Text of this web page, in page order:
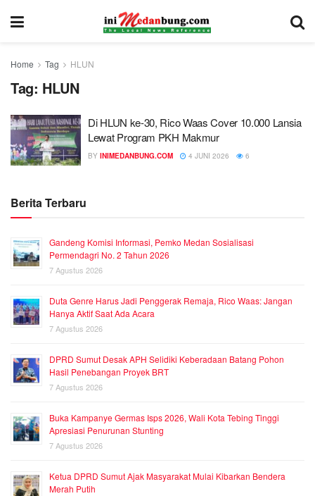
Home Tag HLUN
Tag: HLUN
Di HLUN ke-30, Rico Waas Cover 10.000 Lansia
Lewat Program PKH Makmur
BY INIMEDANBUNG.COM 4 JUNI 2026 6
Berita Terbaru
Gandeng Komisi Informasi, Pemko Medan Sosialisasi
Permendagri No. 2 Tahun 2026
7 Agustus 2026
Duta Genre Harus Jadi Penggerak Remaja, Rico Waas: Jangan
Hanya Aktif Saat Ada Acara
7 Agustus 2026
DPRD Sumut Desak APH Selidiki Keberadaan Batang Pohon
Hasil Penebangan Proyek BRT
7 Agustus 2026
Buka Kampanye Germas Isps 2026, Wali Kota Tebing Tinggi
Apresiasi Penurunan Stunting
7 Agustus 2026
Ketua DPRD Sumut Ajak Masyarakat Mulai Kibarkan Bendera
Merah Putih